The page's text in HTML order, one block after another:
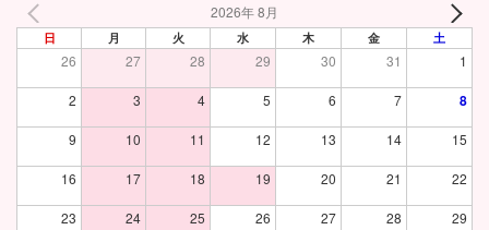
2026年 8月
日 月 火 水 木 金 土
26 27 28 29 30 31 1
2 3 4 5 6 7 8
9 10 11 12 13 14 15
16 17 18 19 20 21 22
23 24 25 26 27 28 29